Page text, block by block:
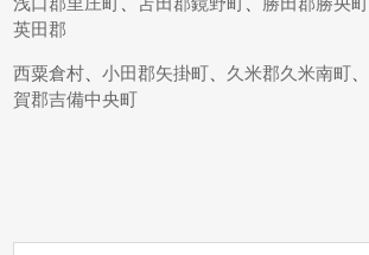
英田郡
西粟倉村 、小田郡矢掛町 久米郡久米南町
賀郡吉備中央町